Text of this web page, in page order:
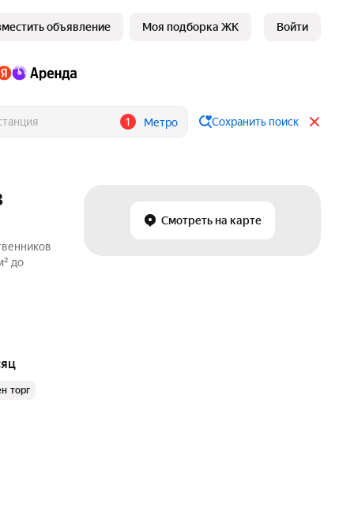
объявление Моя подборка ЖК Войти
1 Метро Сохранить поиск
Смотреть на карте
до
торг